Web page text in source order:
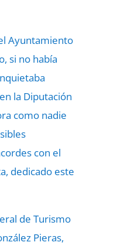
Ayuntamiento
si no había
la Diputación
como nadie
con el
dedicado este
de Turismo
Pieras,